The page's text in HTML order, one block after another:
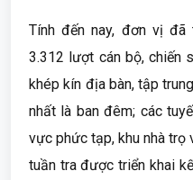
Tính đến nay, đơn vị
3.312 lượt cán bộ, chiến
khép kín địa bàn, tập
nhất là ban đêm; các
vực phức tạp, khu nhà trọ
tuần tra được triển khai